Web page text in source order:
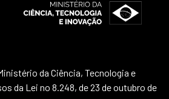
da Ciência, Tecnologia e
da Lei no 8.248, de 23 de outubro de